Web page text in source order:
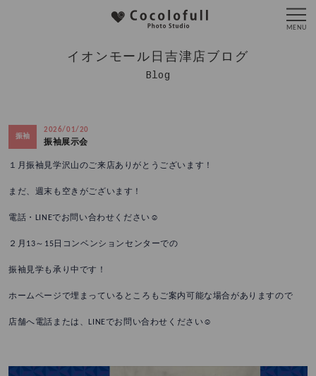
イオンモール日吉津店ブログ
Blog
振袖
2026/01/20
振袖展示会
１月振袖見学沢山のご来店ありがとうございます！
まだ、週末も空きがございます！
電話・LINEでお問い合わせください☺️
２月13～15日コンベンションセンターでの
振袖見学も承り中です！
ホームページで埋まっているところもご案内可能な場合がありますので
店舗へ電話または、LINEでお問い合わせください☺️